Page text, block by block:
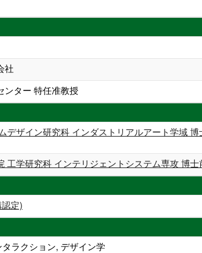
社
ンター 特任准教授
デザイン研究科 インダストリアルアート学域 博
工学研究科 インテリジェントシステム専攻 博
定)
ラクション, デザイン学